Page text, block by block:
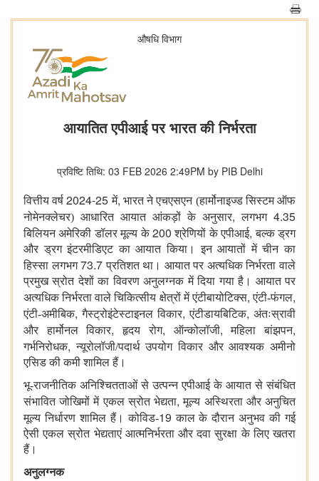
औषधि विभाग
आयातित एपीआई पर भारत की निर्भरता
प्रविष्टि तिथि: 03 FEB 2026 2:49PM by PIB Delhi
वित्तीय वर्ष2024-25में, भारत ने एचएसएन (हार्मोनाइज्ड सिस्टम ऑफ
नोमेनक्लेचर) आधारित आयात आंकड़ों के अनुसार,लगभग 4.35
बिलियन अमेरिकी डॉलर मूल्य के200श्रेणियों के एपीआई,बल्क ड्रग
और ड्रग इंटरमीडिएट का आयात किया। इन आयातों में चीन का
हिस्सा लगभग73.7 प्रतिशत था। आयात पर अत्यधिक निर्भरता वाले
प्रमुख स्रोत देशों का विवरण अनुलग्नक में दिया गया है। आयात पर
अत्यधिक निर्भरता वाले चिकित्सीय क्षेत्रों में एंटीबायोटिक्स,एंटी-फंगल,
एंटी-अमीबिक,गैस्ट्रोइंटेस्टाइनल विकार,एंटीडायबिटिक, अंतःस्रावी
और हार्मोनल विकार,हृदय रोग, ऑन्कोलॉजी,महिला बांझपन,
गर्भनिरोधक,न्यूरोलॉजी/पदार्थ उपयोग विकार और आवश्यक अमीनो
एसिड की कमी शामिल हैं।
भू-राजनीतिक अनिश्चितताओं से उत्पन्न एपीआई के आयात से संबंधित
संभावित जोखिमों में एकल स्रोत भेद्यता,मूल्य अस्थिरता और अनुचित
मूल्य निर्धारण शामिल हैं। कोविड-19काल के दौरान अनुभव की गई
ऐसी एकल स्रोत भेद्यताएं आत्मनिर्भरता और दवा सुरक्षा के लिए खतरा
हैं।
अनुलग्नक